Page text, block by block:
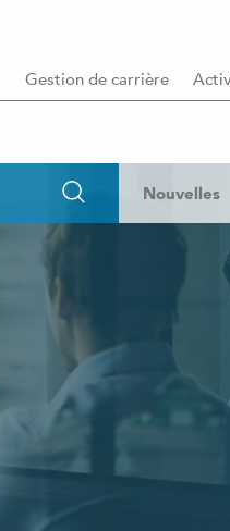
Gestion de carrière
Nouvelles